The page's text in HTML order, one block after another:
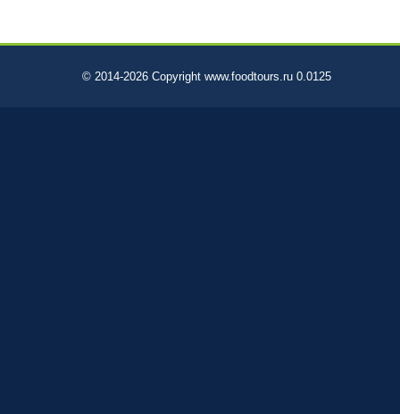
© 2014-2026 Copyright www.foodtours.ru 0.0125